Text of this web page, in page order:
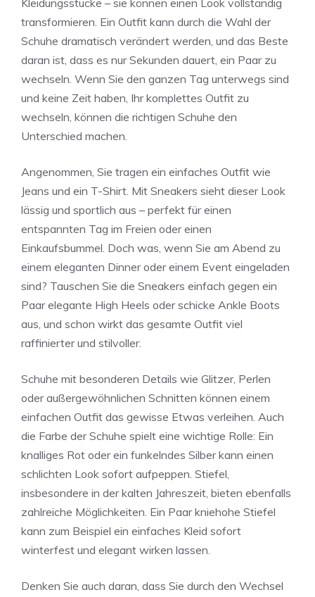
Kleidungsstücke – sie können einen Look vollständig
transformieren. Ein Outfit kann durch die Wahl der
Schuhe dramatisch verändert werden, und das Beste
daran ist, dass es nur Sekunden dauert, ein Paar zu
wechseln. Wenn Sie den ganzen Tag unterwegs sind
und keine Zeit haben, Ihr komplettes Outfit zu
wechseln, können die richtigen Schuhe den
Unterschied machen.
Angenommen, Sie tragen ein einfaches Outfit wie
Jeans und ein T-Shirt. Mit Sneakers sieht dieser Look
lässig und sportlich aus – perfekt für einen
entspannten Tag im Freien oder einen
Einkaufsbummel. Doch was, wenn Sie am Abend zu
einem eleganten Dinner oder einem Event eingeladen
sind? Tauschen Sie die Sneakers einfach gegen ein
Paar elegante High Heels oder schicke Ankle Boots
aus, und schon wirkt das gesamte Outfit viel
raffinierter und stilvoller.
Schuhe mit besonderen Details wie Glitzer, Perlen
oder außergewöhnlichen Schnitten können einem
einfachen Outfit das gewisse Etwas verleihen. Auch
die Farbe der Schuhe spielt eine wichtige Rolle: Ein
knalliges Rot oder ein funkelndes Silber kann einen
schlichten Look sofort aufpeppen. Stiefel,
insbesondere in der kalten Jahreszeit, bieten ebenfalls
zahlreiche Möglichkeiten. Ein Paar kniehohe Stiefel
kann zum Beispiel ein einfaches Kleid sofort
winterfest und elegant wirken lassen.
Denken Sie auch daran, dass Sie durch den Wechsel